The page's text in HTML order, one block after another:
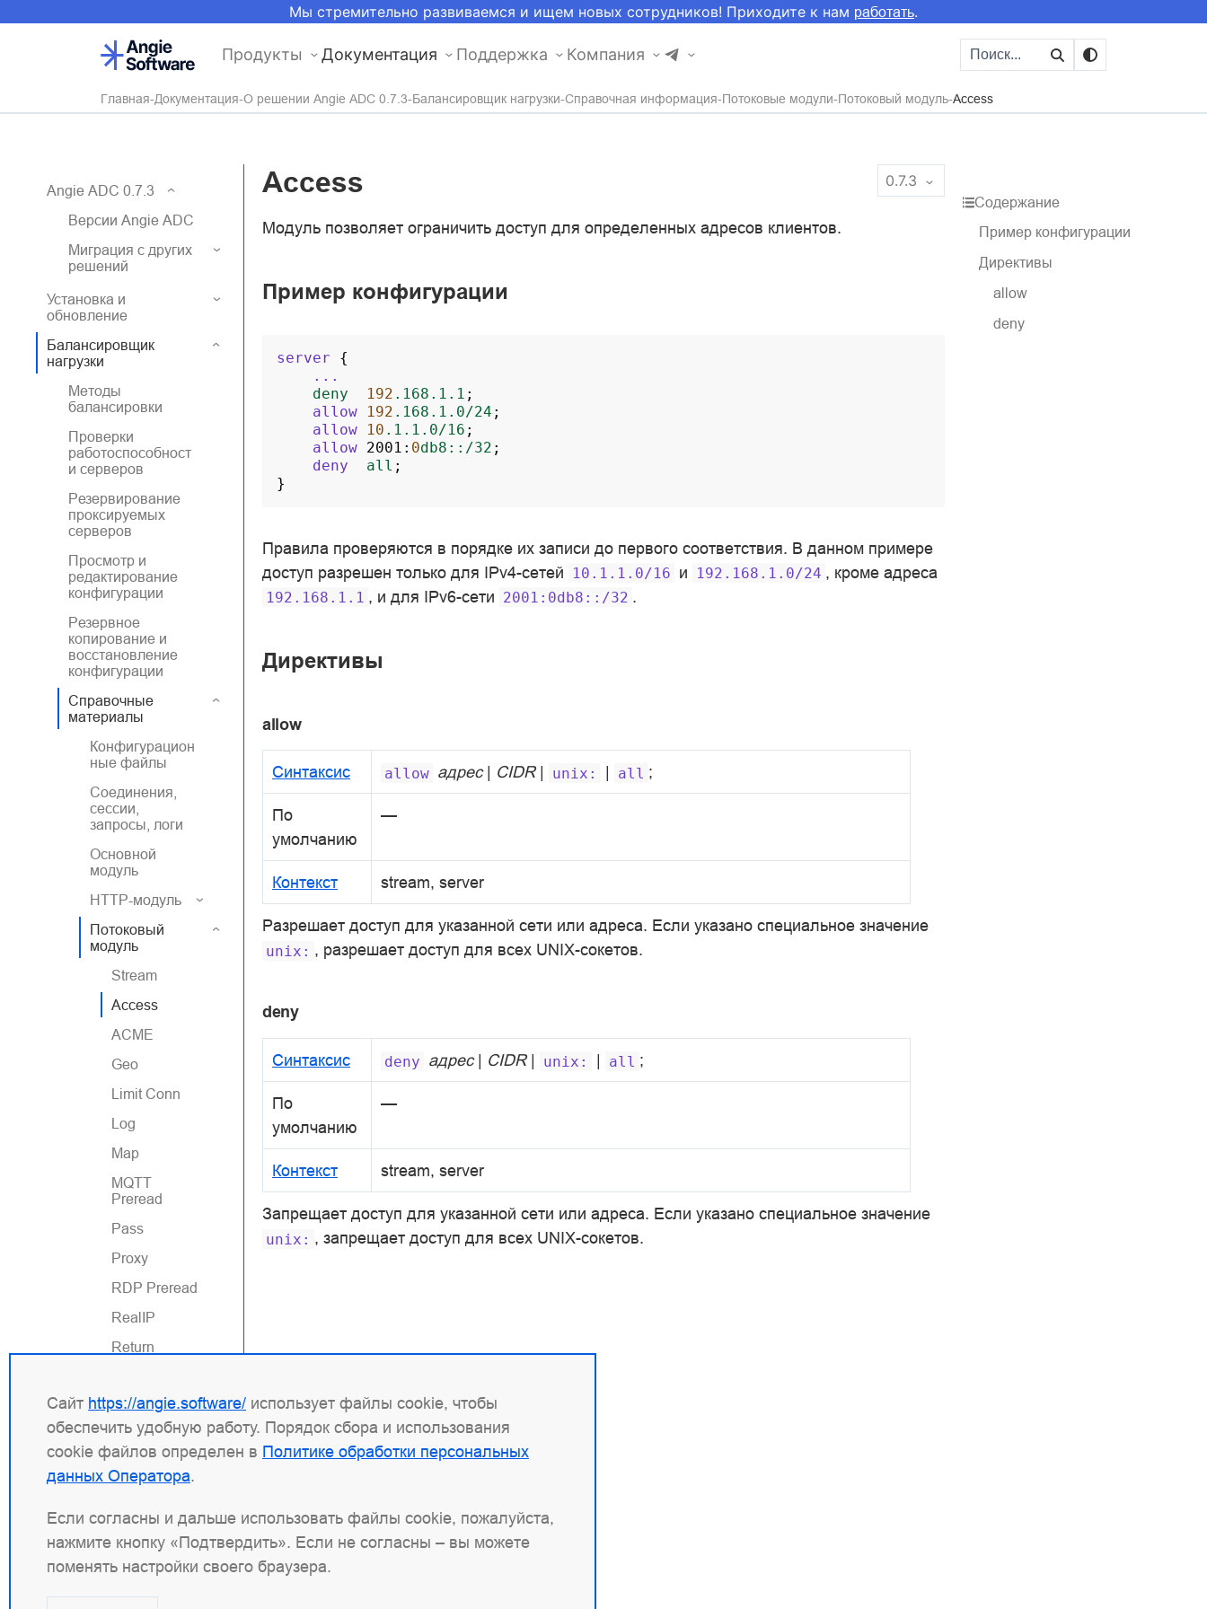
Мы стремительно развиваемся и ищем новых сотрудников! Приходите к нам работать.
Продукты Документация Поддержка Компания
Главная Документация О решении Angie ADC 0.7.3 Балансировщик нагрузки Справочная информация Потоковые модули Потоковый модуль Access
Angie ADC 0.7.3
Версии Angie ADC
Миграция с других
решений
Установка и
обновление
Балансировщик
нагрузки
Методы
балансировки
Проверки
работоспособност
и серверов
Резервирование
проксируемых
серверов
Просмотр и
редактирование
конфигурации
Резервное
копирование и
восстановление
конфигурации
Справочные
материалы
Конфигурацион
ные файлы
Соединения,
сессии,
запросы, логи
Основной
модуль
HTTP-модуль
Потоковый
модуль
Stream
Access
ACME
Geo
Limit Conn
Log
Map
MQTT
Preread
Pass
Proxy
RDP Preread
RealIP
Return
Split Clients
SSL
SSL Preread
Upstream
Probe
Почтовый
0.7.3
Access
Модуль позволяет ограничить доступ для определенных адресов клиентов.
Пример конфигурации
server
{
...
deny
192 .168.1.1 ;
allow
192 .168.1.0/24 ;
allow
10 .1.1.0/16 ;
allow 2001 : 0db8::/32 ;
deny
all ;
}
Правила проверяются в порядке их записи до первого соответствия. В данном примере
доступ разрешен только для IPv4-сетей
10.1.1.0/16 и 192.168.1.0/24 , кроме адреса
192.168.1.1 , и для IPv6-сети 2001:0db8::/32 .
Директивы
allow
Синтаксис allow адрес| CIDR| unix: | all ;
По
умолчанию
—
Контекст stream, server
Разрешает доступ для указанной сети или адреса. Если указано специальное значение
unix: , разрешает доступ для всех UNIX-сокетов.
deny
Синтаксис deny адрес| CIDR| unix: | all ;
По
умолчанию
—
Контекст stream, server
Запрещает доступ для указанной сети или адреса. Если указано специальное значение
unix: , запрещает доступ для всех UNIX-сокетов.
Содержание
Пример конфигурации
Директивы
allow
deny
Сайт https://angie.software/ использует файлы cookie, чтобы
обеспечить удобную работу. Порядок сбора и использования
cookie файлов определен в Политике обработки персональных
данных Оператора.
Если согласны и дальше использовать файлы cookie, пожалуйста,
нажмите кнопку «Подтвердить». Если не согласны – вы можете
поменять настройки своего браузера.